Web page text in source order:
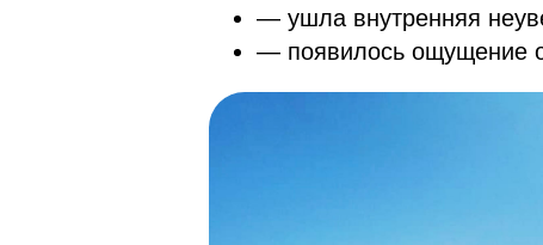
— ушла внутренняя
— появилось ощущение